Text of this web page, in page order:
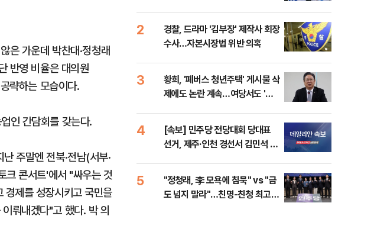
은 가운데 박찬대·정청래
반영 비율은 대의원
략하는 모습이다.
인 간담회를 갖는다.
주말엔 전북·전남(서부·
크 콘서트'에서 "싸우는 것
경제를 성장시키고 국민을
뤄내겠다"고 했다. 박 의
2
경찰, 드라마 '김부장' 제작사 회장
수사…자본시장법 위반 의혹
3
황희, '폐버스 청년주택' 게시물 삭
제에도 논란 계속…여당서도 '내
4
[속보] 민주당 전당대회 당대표
선거, 제주·인천 경선서 김민석 승
5
"정청래, 李 모욕에 침묵" vs "금
도 넘지 말라"…친명-친청 최고위